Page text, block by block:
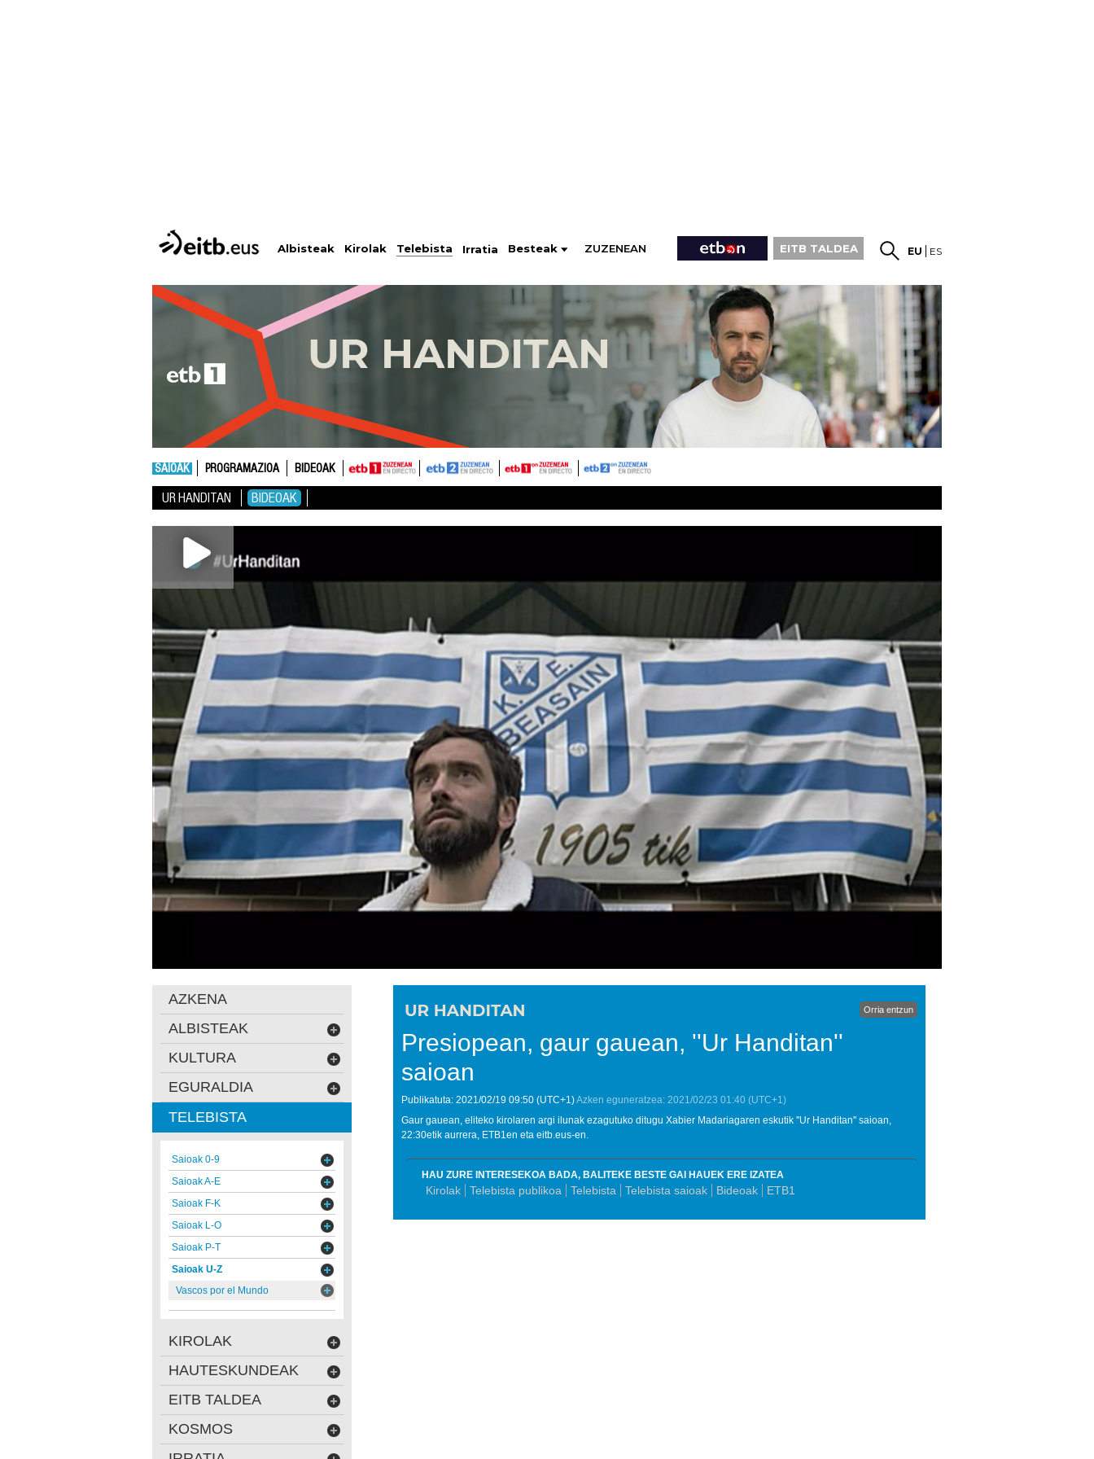
Albisteak Kirolak Telebista Irratia Besteak ZUZENEAN EITB TALDEA EU ES
SAIOAK PROGRAMAZIOA BIDEOAK
UR HANDITAN BIDEOAK
Orria entzun
Presiopean, gaur gauean, ''Ur Handitan''
saioan
Publikatuta: 2021/02/19 09:50 (UTC+1)Azken eguneratzea: 2021/02/23 01:40 (UTC+1)
Gaur gauean, eliteko kirolaren argi ilunak ezagutuko ditugu Xabier Madariagaren eskutik ''Ur Handitan'' saioan,
22:30etik aurrera, ETB1en eta eitb.eus-en.
HAU ZURE INTERESEKOA BADA, BALITEKE BESTE GAI HAUEK ERE IZATEA
Kirolak Telebista publikoa Telebista Telebista saioak Bideoak ETB1
AZKENA
ALBISTEAK
KULTURA
EGURALDIA
TELEBISTA
Saioak 0-9
Saioak A-E
Saioak F-K
Saioak L-O
Saioak P-T
Saioak U-Z
Vascos por el Mundo
KIROLAK
HAUTESKUNDEAK
EITB TALDEA
KOSMOS